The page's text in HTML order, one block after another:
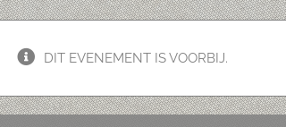
DIT EVENEMENT IS VOORBIJ.